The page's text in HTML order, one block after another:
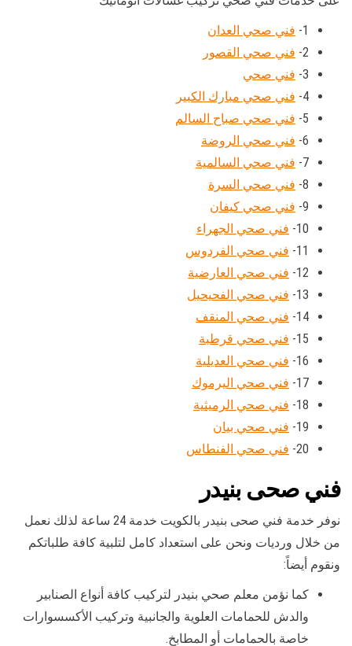
1- فني صحي العدان
2- فني صحي القصور
3- فني صحي
4- فني صحي مبارك الكبير
5- فني صحي صباح السالم
6- فني صحي الروضة
7- فني صحي السالمية
8- فني صحي السرة
9- فني صحي كيفان
10- فني صحي الجهراء
11- فني صحي الفردوس
12- فني صحي العارضية
13- فني صحي الفحيحيل
14- فني صحي المنقف
15- فني صحي قرطبة
16- فني صحي العديلية
17- فني صحي اليرموك
18- فني صحي الرميثية
19- فني صحي بيان
20- فني صحي الفنطاس
فني صحى بنيدر
نوفر خدمة فني صحى بنيدر بالكويت خدمة 24 ساعة لذلك نعمل
من خلال ورديات ونحن على استعداد كامل لتلبية كافة طلباتكم
ونقوم أيضاً:
كما نؤمن معلم صحي بنيدر لتركيب كافة أنواع الصنابير
والدش للحمامات العلوية والجانبية وتركيب الأكسسوارات
خاصة بالحمامات أو المطابخ.